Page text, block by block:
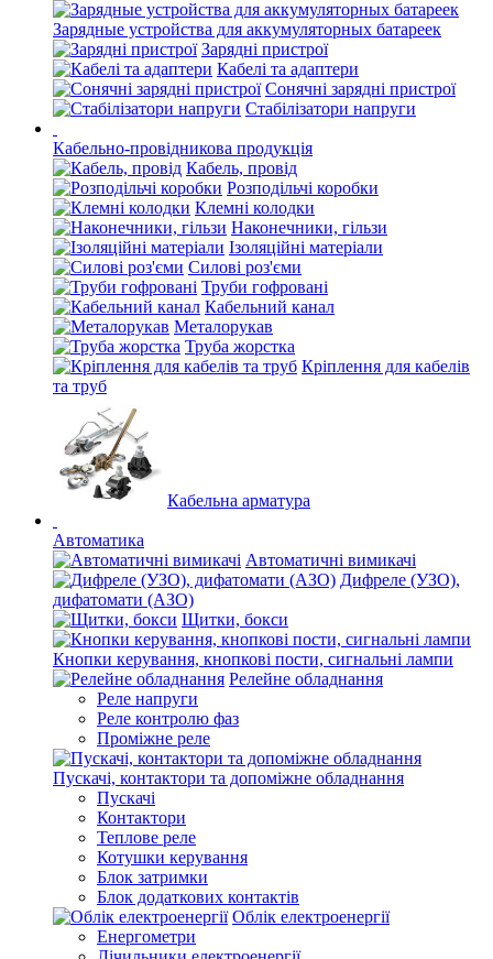
Зарядные устройства для аккумуляторных батареек
Зарядні пристрої
Кабелі та адаптери
Сонячні зарядні пристрої
Стабілізатори напруги
Кабельно-провідникова продукція
Кабель, провід
Розподільчі коробки
Клемні колодки
Наконечники, гільзи
Ізоляційні матеріали
Силові роз'єми
Труби гофровані
Кабельний канал
Металорукав
Труба жорстка
Кріплення для кабелів
та труб
Кабельна арматура
Автоматика
Автоматичні вимикачі
Дифреле (УЗО),
дифатомати (АЗО)
Щитки, бокси
Кнопки керування, кнопкові пости, сигнальні лампи
Релейне обладнання
Реле напруги
Реле контролю фаз
Проміжне реле
Пускачі, контактори та допоміжне обладнання
Пускачі
Контактори
Теплове реле
Котушки керування
Блок затримки
Блок додаткових контактів
Облік електроенергії
Енергометри